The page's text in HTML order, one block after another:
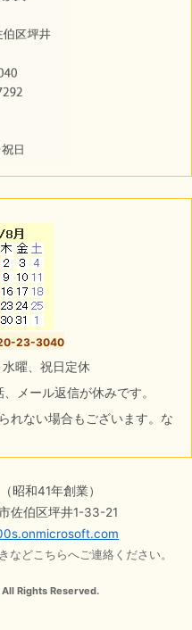
23-3040
曜、祝日定休
メール返信が休みです。
れない場合もございます。な
昭和41年創業）
佐伯区坪井1-33-21
などこちらへご連絡ください。
All Rights Reserved.